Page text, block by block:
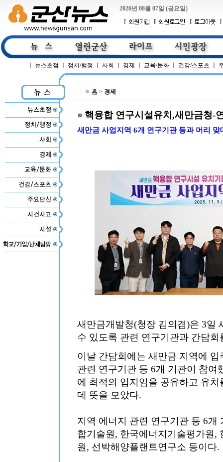
2026년 08월 07일 (금요일)
뉴스초점 정치/행정 사회 경제 교육/문화 건강/스포츠
홈 > 경제
핵융합 연구시설유치,새만금청-
새만금 사업지역 6개 연구기관 등과 머리 맞
새만금개발청(청장 김의겸)은 3일
수 있도록 관련 연구기관과 간담회
이날 간담회에는 새만금 지역에
관련 연구기관 등 6개 기관이 참
에 최적의 입지임을 공유하고 유
데 뜻을 모았다.
지역 에너지 관련 연구기관 등 6
합기술원, 한국에너지기술평가원,
원, 선박해양플랜트연구소 등이다.